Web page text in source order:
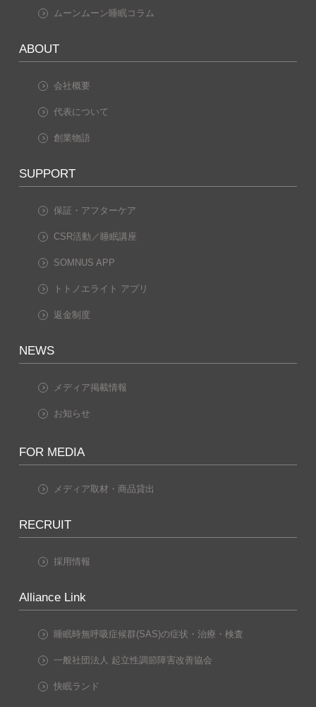
ムーンムーン睡眠コラム
ABOUT
会社概要
代表について
創業物語
SUPPORT
保証・アフターケア
CSR活動／睡眠講座
SOMNUS APP
トトノエライト アプリ
返金制度
NEWS
メディア掲載情報
お知らせ
FOR MEDIA
メディア取材・商品貸出
RECRUIT
採用情報
Alliance Link
睡眠時無呼吸症候群(SAS)の症状・治療・検査
一般社団法人 起立性調節障害改善協会
快眠ランド